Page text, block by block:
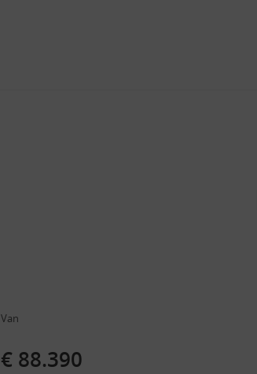
Van
€ 88.390